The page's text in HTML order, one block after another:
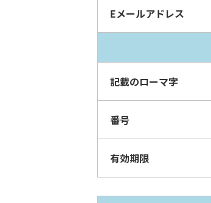
Eメールアドレス
記載のローマ字
番号
有効期限